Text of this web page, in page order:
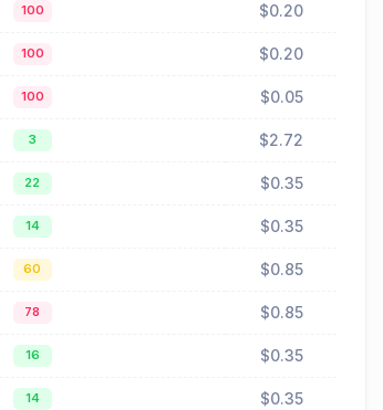
100 $0.20
100 $0.20
100 $0.05
3 $2.72
22 $0.35
14 $0.35
60 $0.85
78 $0.85
16 $0.35
14 $0.35